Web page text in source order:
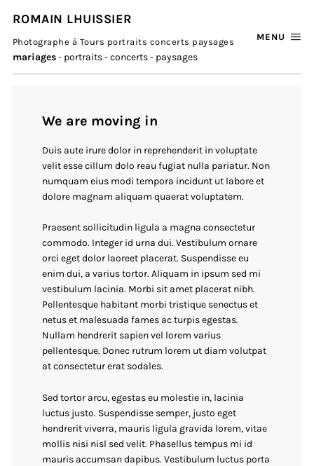
ROMAIN LHUISSIER
Photographe à Tours portraits concerts paysages
mariages- portraits - concerts - paysages
MENU
We are moving in
Duis aute irure dolor in reprehenderit in voluptate
velit esse cillum dolo reau fugiat nulla pariatur. Non
numquam eius modi tempora incidunt ut labore et
dolore magnam aliquam quaerat voluptatem.
Praesent sollicitudin ligula a magna consectetur
commodo. Integer id urna dui. Vestibulum ornare
orci eget dolor laoreet placerat. Suspendisse eu
enim dui, a varius tortor. Aliquam in ipsum sed mi
vestibulum lacinia. Morbi sit amet placerat nibh.
Pellentesque habitant morbi tristique senectus et
netus et malesuada fames ac turpis egestas.
Nullam hendrerit sapien vel lorem varius
pellentesque. Donec rutrum lorem ut diam volutpat
at consectetur erat sodales.
Sed tortor arcu, egestas eu molestie in, lacinia
luctus justo. Suspendisse semper, justo eget
hendrerit viverra, mauris ligula gravida lorem, vitae
mollis nisi nisl sed velit. Phasellus tempus mi id
mauris accumsan dapibus. Vestibulum luctus porta